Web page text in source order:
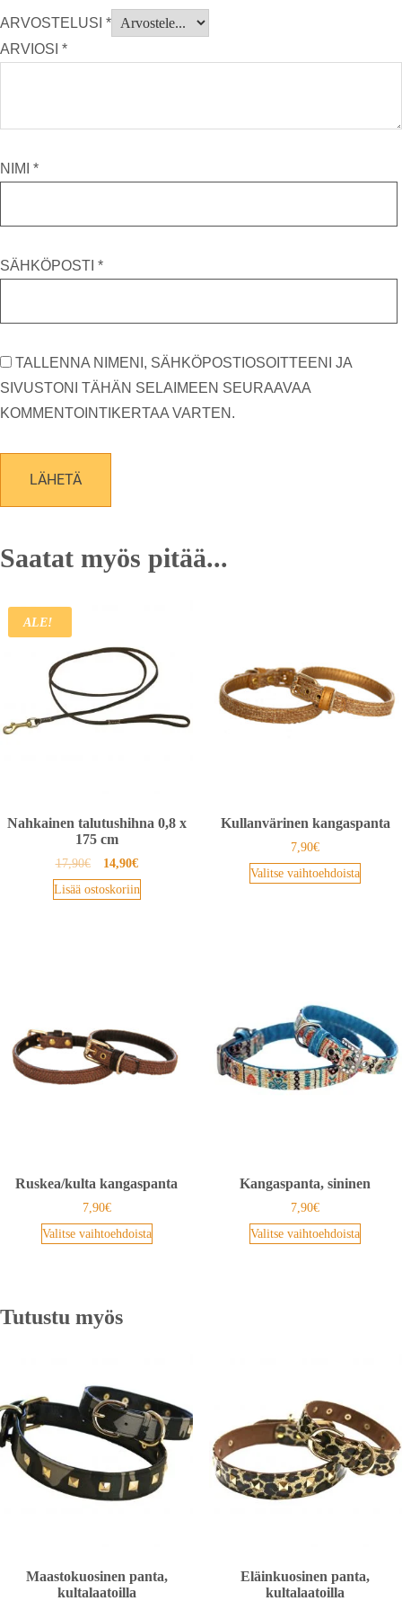
ARVOSTELUSI *
ARVIOSI *
NIMI *
SÄHKÖPOSTI *
TALLENNA NIMENI, SÄHKÖPOSTIOSOITTEENI JA
SIVUSTONI TÄHÄN SELAIMEEN SEURAAVAA
KOMMENTOINTIKERTAA VARTEN.
Saatat myös pitää...
ALE!
Nahkainen talutushihna 0,8 x
175 cm
17,90€ 14,90€
Lisää ostoskoriin
Kullanvärinen kangaspanta
7,90€
Valitse vaihtoehdoista
Ruskea/kulta kangaspanta
7,90€
Valitse vaihtoehdoista
Kangaspanta, sininen
7,90€
Valitse vaihtoehdoista
Tutustu myös
Maastokuosinen panta,
kultalaatoilla
Eläinkuosinen panta,
kultalaatoilla